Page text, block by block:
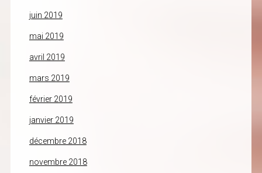
juin 2019
mai 2019
avril 2019
mars 2019
février 2019
janvier 2019
décembre 2018
novembre 2018